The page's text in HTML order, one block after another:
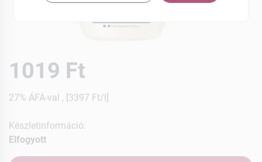
1019 Ft
27% ÁFÁ-val , [3397 Ft/l]
Készletinformáció:
Elfogyott